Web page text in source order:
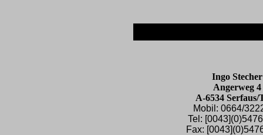
Ingo Stecher
Angerweg 4
A-6534 Serfaus/
Mobil: 0664/
Tel:
Fax: